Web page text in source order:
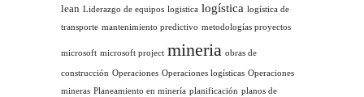
lean Liderazgo de equipos logistica logística logística de
transporte mantenimiento predictivo metodologías proyectos
microsoft microsoft project mineria obras de
construcción Operaciones Operaciones logísticas Operaciones
mineras Planeamiento en minería planificación planos de